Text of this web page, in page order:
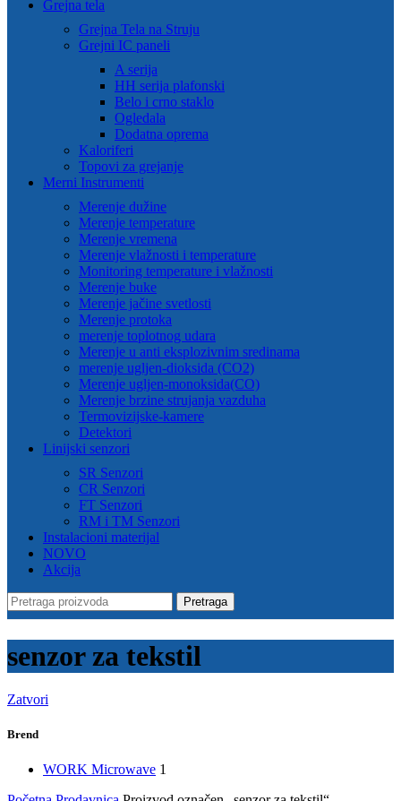
Grejna tela
Grejna Tela na Struju
Grejni IC paneli
A serija
HH serija plafonski
Belo i crno staklo
Ogledala
Dodatna oprema
Kaloriferi
Topovi za grejanje
Merni Instrumenti
Merenje dužine
Merenje temperature
Merenje vremena
Merenje vlažnosti i temperature
Monitoring temperature i vlažnosti
Merenje buke
Merenje jačine svetlosti
Merenje protoka
merenje toplotnog udara
Merenje u anti eksplozivnim sredinama
merenje ugljen-dioksida (CO2)
Merenje ugljen-monoksida(CO)
Merenje brzine strujanja vazduha
Termovizijske-kamere
Detektori
Linijski senzori
SR Senzori
CR Senzori
FT Senzori
RM i TM Senzori
Instalacioni materijal
NOVO
Akcija
Pretraga
senzor za tekstil
Zatvori
Brend
WORK Microwave 1